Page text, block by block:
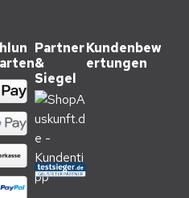
Partner
&
Siegel
Kundenbew
ertungen